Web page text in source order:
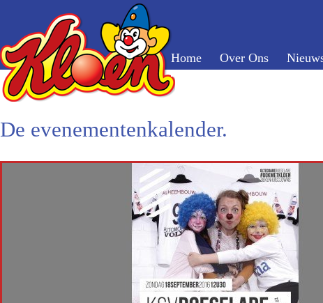
Home Over Ons
De evenementenkalender.